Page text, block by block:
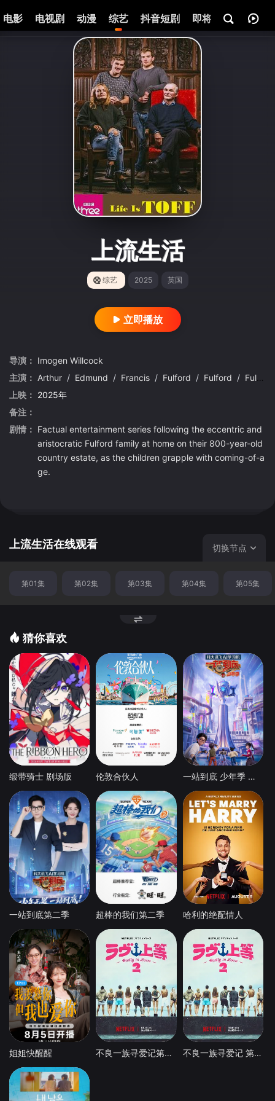
电影 电视剧 动漫 综艺 抖音短剧 即将热映 资讯
上流生活
综艺 2025 英国
立即播放
导演： Imogen Willcock
主演： Arthur / Edmund / Francis / Fulford / Fulford / Fulford
上映： 2025年
备注：
剧情： Factual entertainment series following the eccentric and
aristocratic Fulford family at home on their 800-year-old
country estate, as the children grapple with coming-of-a
ge.
上流生活在线观看 切换节点
第01集 第02集 第03集 第04集 第05集
猜你喜欢
缎带骑士 剧场版 伦敦合伙人 一站到底 少年季 第2季
一站到底第二季 超棒的我们第二季 哈利的绝配情人
姐姐快醒醒 不良一族寻爱记第二季 不良一族寻爱记 第二季